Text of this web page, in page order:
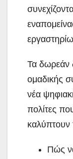
Τα δωρεάν
ομαδικής
νέα
πολίτες
καλύπτουν
Πώς